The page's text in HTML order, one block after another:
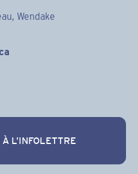
Wendake
À L’INFOLETTRE